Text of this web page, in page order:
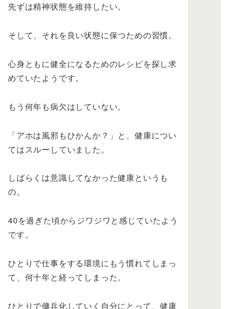
先ずは精神状態を維持したい。
そして、それを良い状態に保つための習慣。
心身ともに健全になるためのレシピを探し求
めていたようです。
もう何年も病欠はしていない。
「アホは風邪もひかんか？」と、健康につい
てはスルーしていました。
しばらくは意識してなかった健康というも
の。
40を過ぎた頃からジワジワと感じていたよう
です。
ひとりで仕事をする環境にもう慣れてしまっ
て、何十年と経ってしまった。
ひとりで傭兵化していく自分にとって、健康